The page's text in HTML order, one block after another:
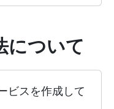
について
ビスを作成して